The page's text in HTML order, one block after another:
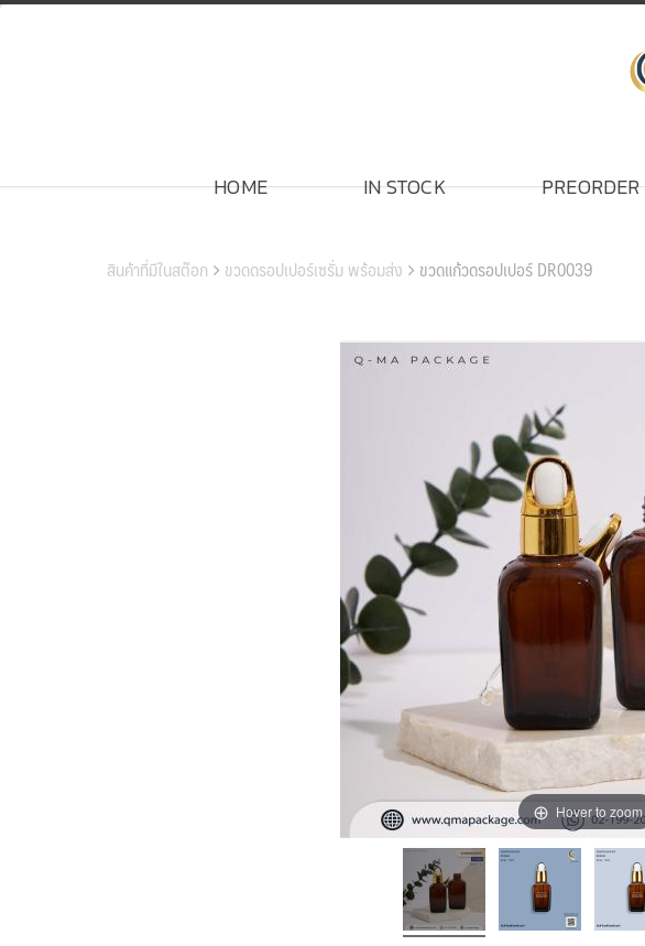
Skip
HOME IN STOCK PREORDER
สินค้าที่มีในสต๊อก ขวดดรอปเปอร์เซรั่ม พร้อมส่ง ขวดแก้วดรอปเปอร์ DR0039
Hover to zoom